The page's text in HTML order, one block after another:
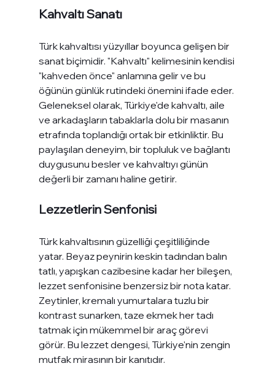
Kahvaltı Sanatı
Türk kahvaltısı yüzyıllar boyunca gelişen bir
sanat biçimidir. "Kahvaltı" kelimesinin kendisi
"kahveden önce" anlamına gelir ve bu
öğünün günlük rutindeki önemini ifade eder.
Geleneksel olarak, Türkiye'de kahvaltı, aile
ve arkadaşların tabaklarla dolu bir masanın
etrafında toplandığı ortak bir etkinliktir. Bu
paylaşılan deneyim, bir topluluk ve bağlantı
duygusunu besler ve kahvaltıyı günün
değerli bir zamanı haline getirir.
Lezzetlerin Senfonisi
Türk kahvaltısının güzelliği çeşitliliğinde
yatar. Beyaz peynirin keskin tadından balın
tatlı, yapışkan cazibesine kadar her bileşen,
lezzet senfonisine benzersiz bir nota katar.
Zeytinler, kremalı yumurtalara tuzlu bir
kontrast sunarken, taze ekmek her tadı
tatmak için mükemmel bir araç görevi
görür. Bu lezzet dengesi, Türkiye'nin zengin
mutfak mirasının bir kanıtıdır.